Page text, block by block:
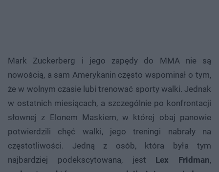
Mark Zuckerberg i jego zapędy do MMA nie są
nowością, a sam Amerykanin często wspominał o tym,
że w wolnym czasie lubi trenować sporty walki. Jednak
w ostatnich miesiącach, a szczególnie po konfrontacji
słownej z Elonem Maskiem, w której obaj panowie
potwierdzili chęć walki, jego treningi nabrały na
częstotliwości. Jedną z osób, która była tym
najbardziej podekscytowana, jest Lex Fridman,